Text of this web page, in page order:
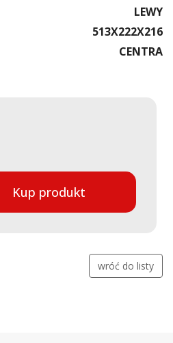
LEWY
513X222X216
CENTRA
Kup produkt
wróć do listy